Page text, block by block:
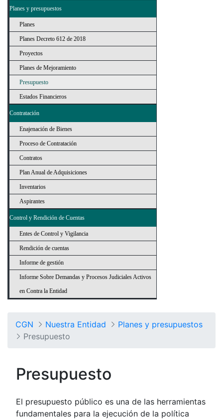
Planes y presupuestos
Planes
Planes Decreto 612 de 2018
Proyectos
Planes de Mejoramiento
Presupuesto
Estados Financieros
Contratación
Enajenación de Bienes
Proceso de Contratación
Contratos
Plan Anual de Adquisiciones
Inventarios
Aspirantes
Control y Rendición de Cuentas
Entes de Control y Vigilancia
Rendición de cuentas
Informe de gestión
Informe Sobre Demandas y Procesos Judiciales Activos
en Contra la Entidad
CGN Nuestra Entidad
Planes y presupuestos
Presupuesto
Presupuesto
El presupuesto público es una de las herramientas
fundamentales para la ejecución de la política